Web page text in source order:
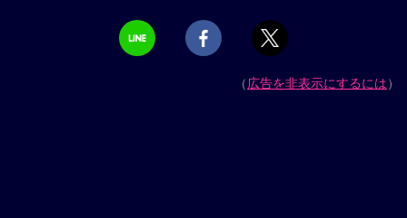
（広告を非表示にするには）